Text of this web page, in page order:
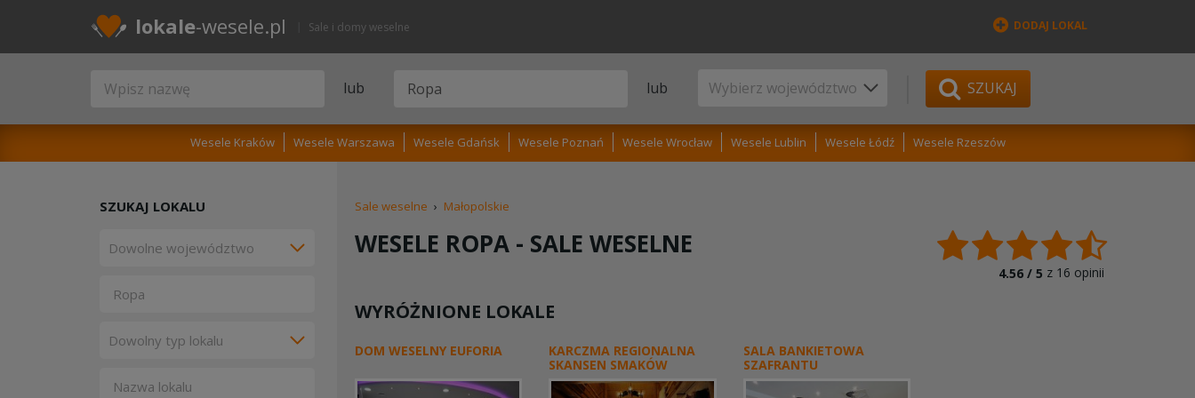
lokale-wesele.pl Sale i domy weselne DODAJ LOKAL
lub lub SZUKAJ
Wesele Kraków Wesele Warszawa Wesele Gdańsk Wesele Poznań Wesele Wrocław Wesele Lublin Wesele Łódź Wesele Rzeszów
Sale weselne › Małopolskie
WESELE ROPA - SALE WESELNE
4.56 / 5 z 16 opinii
WYRÓŻNIONE LOKALE
DOM WESELNY EUFORIA
KARCZMA REGIONALNA
SKANSEN SMAKÓW
SALA BANKIETOWA
SZAFRANTU
SZUKAJ LOKALU